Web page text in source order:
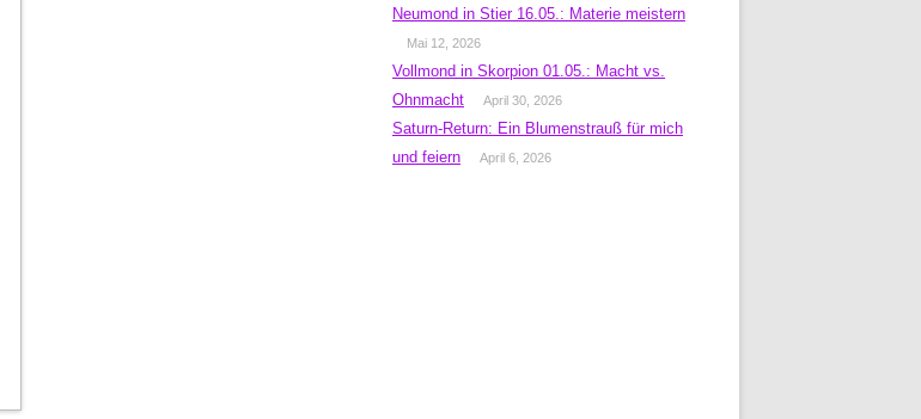
Neumond in Stier 16.05.: Materie meistern
Mai 12, 2026
Vollmond in Skorpion 01.05.: Macht vs.
Ohnmacht
April 30, 2026
Saturn-Return: Ein Blumenstrauß für mich
und feiern
April 6, 2026